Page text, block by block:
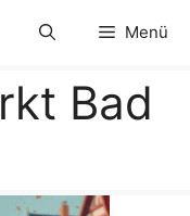
Menü
Bad